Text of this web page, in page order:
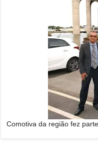
Comotiva da região fez